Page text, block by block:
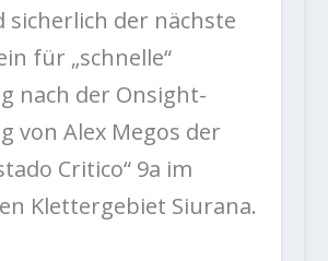
sicherlich der nächste
für „schnelle“
nach der Onsight-
von Alex Megos der
Critico“ 9a im
Klettergebiet Siurana.